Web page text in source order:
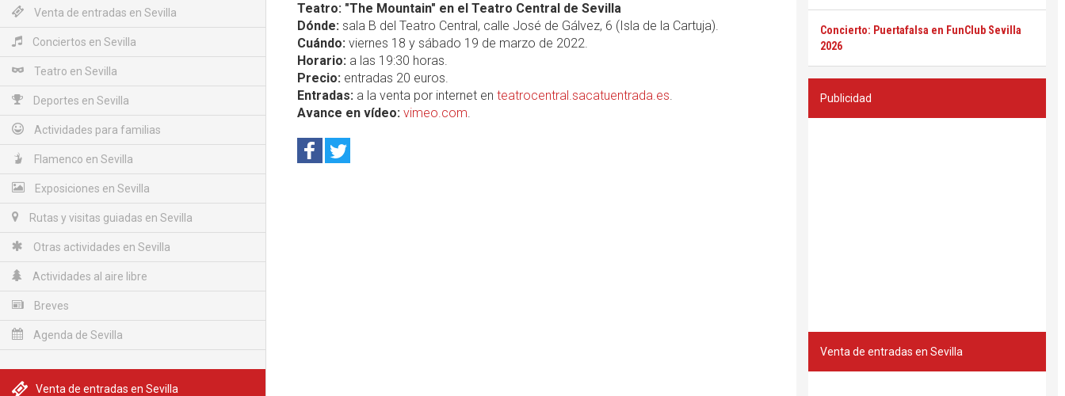
Venta de entradas en Sevilla
Conciertos en Sevilla
Teatro en Sevilla
Deportes en Sevilla
Actividades para familias
Flamenco en Sevilla
Exposiciones en Sevilla
Rutas y visitas guiadas en Sevilla
Otras actividades en Sevilla
Actividades al aire libre
Breves
Agenda de Sevilla
Venta de entradas en Sevilla
Teatro: "The Mountain" en el Teatro Central de Sevilla
Dónde: sala B del Teatro Central, calle José de Gálvez, 6 (Isla de la Cartuja).
Cuándo: viernes 18 y sábado 19 de marzo de 2022.
Horario: a las 19:30 horas.
Precio: entradas 20 euros.
Entradas: a la venta por internet en teatrocentral.sacatuentrada.es.
Avance en vídeo: vimeo.com.
Concierto: Puertafalsa en FunClub Sevilla
2026
Publicidad
Venta de entradas en Sevilla